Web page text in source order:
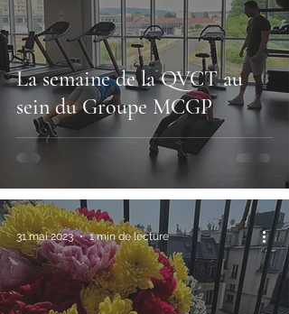
La semaine de la QVCT au
sein du Groupe MCGP
31 mai 2023 1 min de lecture